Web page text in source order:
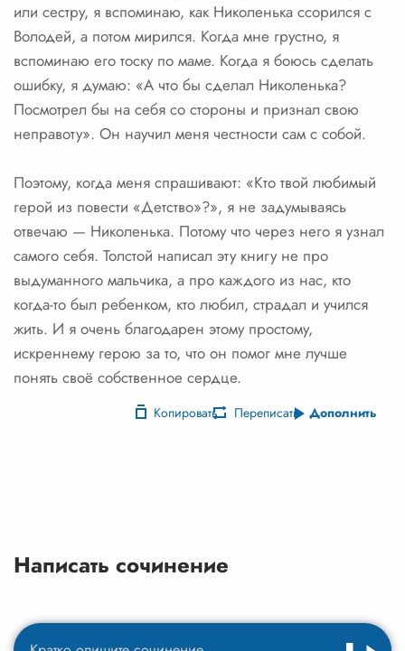
или сестру, я вспоминаю, как Николенька ссорился с
Володей, а потом мирился. Когда мне грустно, я
вспоминаю его тоску по маме. Когда я боюсь сделать
ошибку, я думаю: «А что бы сделал Николенька?
Посмотрел бы на себя со стороны и признал свою
неправоту». Он научил меня честности сам с собой.
Поэтому, когда меня спрашивают: «Кто твой любимый
герой из повести «Детство»?», я не задумываясь
отвечаю — Николенька. Потому что через него я узнал
самого себя. Толстой написал эту книгу не про
выдуманного мальчика, а про каждого из нас, кто
когда-то был ребенком, кто любил, страдал и учился
жить. И я очень благодарен этому простому,
искреннему герою за то, что он помог мне лучше
понять своё собственное сердце.
Копировать Переписать Дополнить
Написать сочинение